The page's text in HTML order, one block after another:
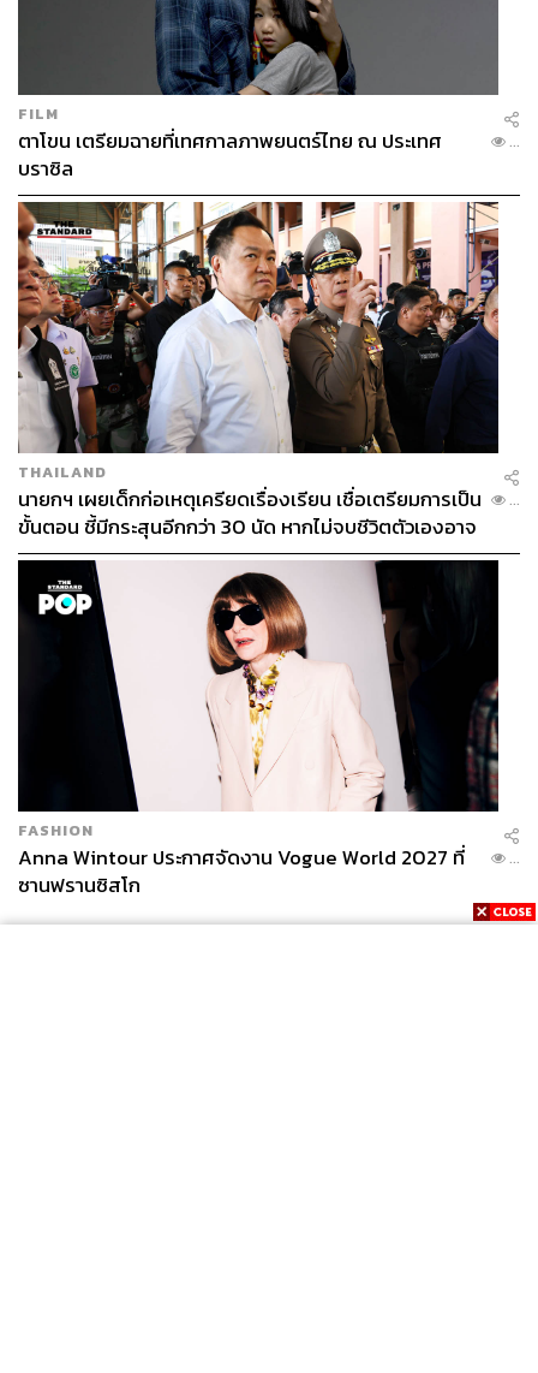
FILM
ตาโขน เตรียมฉายที่เทศกาลภาพยนตร์ไทย ณ ประเทศ
บราซิล
...
THAILAND
นายกฯ เผยเด็กก่อเหตุเครียดเรื่องเรียน เชื่อเตรียมการเป็น
ขั้นตอน ชี้มีกระสุนอีกกว่า 30 นัด หากไม่จบชีวิตตัวเองอาจ
สูญเสียเพิ่ม
...
FASHION
Anna Wintour ประกาศจัดงาน Vogue World 2027 ที่
ซานฟรานซิสโก
...